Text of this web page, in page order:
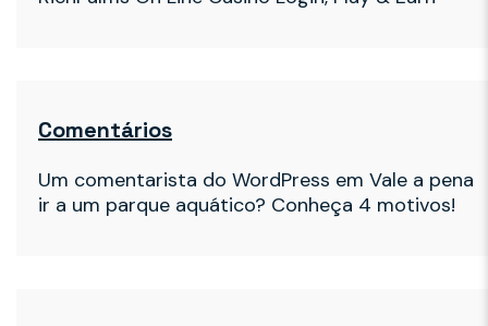
Comentários
Um comentarista do WordPress em Vale a pena
ir a um parque aquático? Conheça 4 motivos!